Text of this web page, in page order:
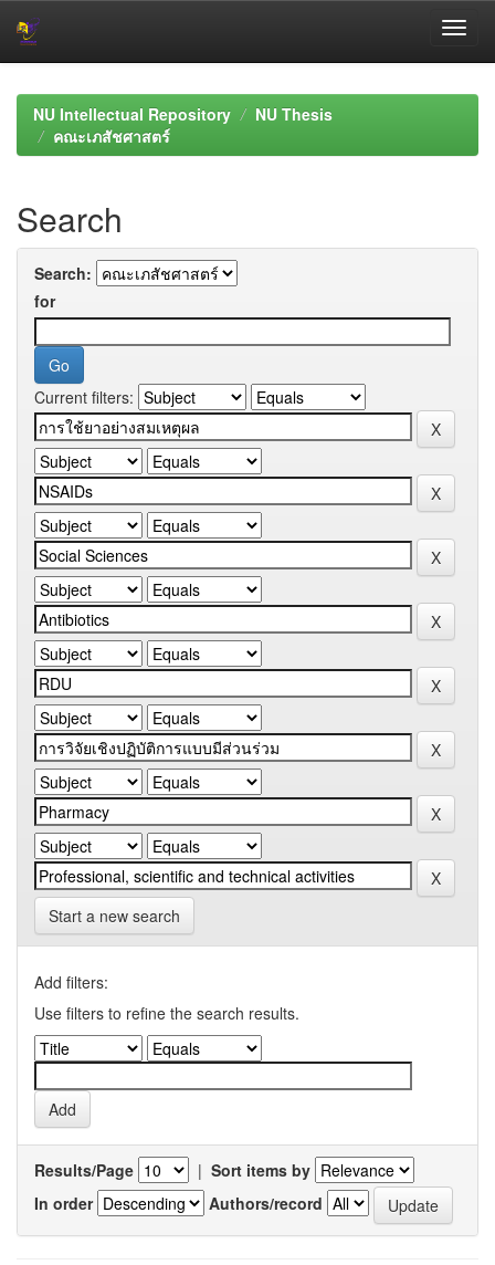
navigationNU Intellectual Repository
NU Thesis
คณะเภสัชศาสตร์
Search
Search:
for
Current filters:
Start a new search
Add filters:
Use filters to refine the search results.
Results/Page | Sort items by
In order
Authors/record